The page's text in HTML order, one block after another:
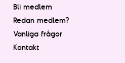
Bli medlem
Redan medlem?
Vanliga frågor
Kontakt